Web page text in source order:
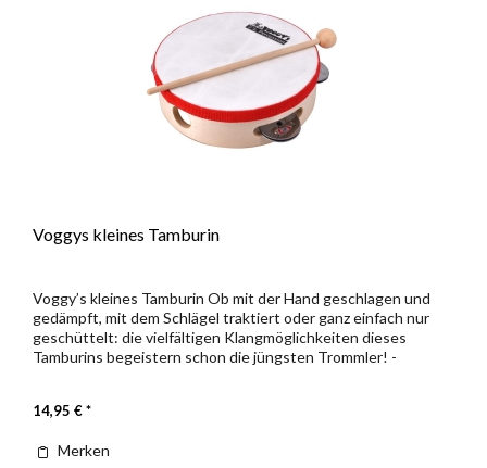
Voggys kleines Tamburin
Voggy’s kleines Tamburin Ob mit der Hand geschlagen und
gedämpft, mit dem Schlägel traktiert oder ganz einfach nur
geschüttelt: die vielfältigen Klangmöglichkeiten dieses
Tamburins begeistern schon die jüngsten Trommler! -
14,95 € *
Merken